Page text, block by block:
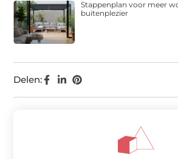
Delen:
Stappenplan voor meer
buitenplezier